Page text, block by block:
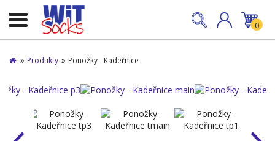
0
Produkty Ponožky - Kadeřnice